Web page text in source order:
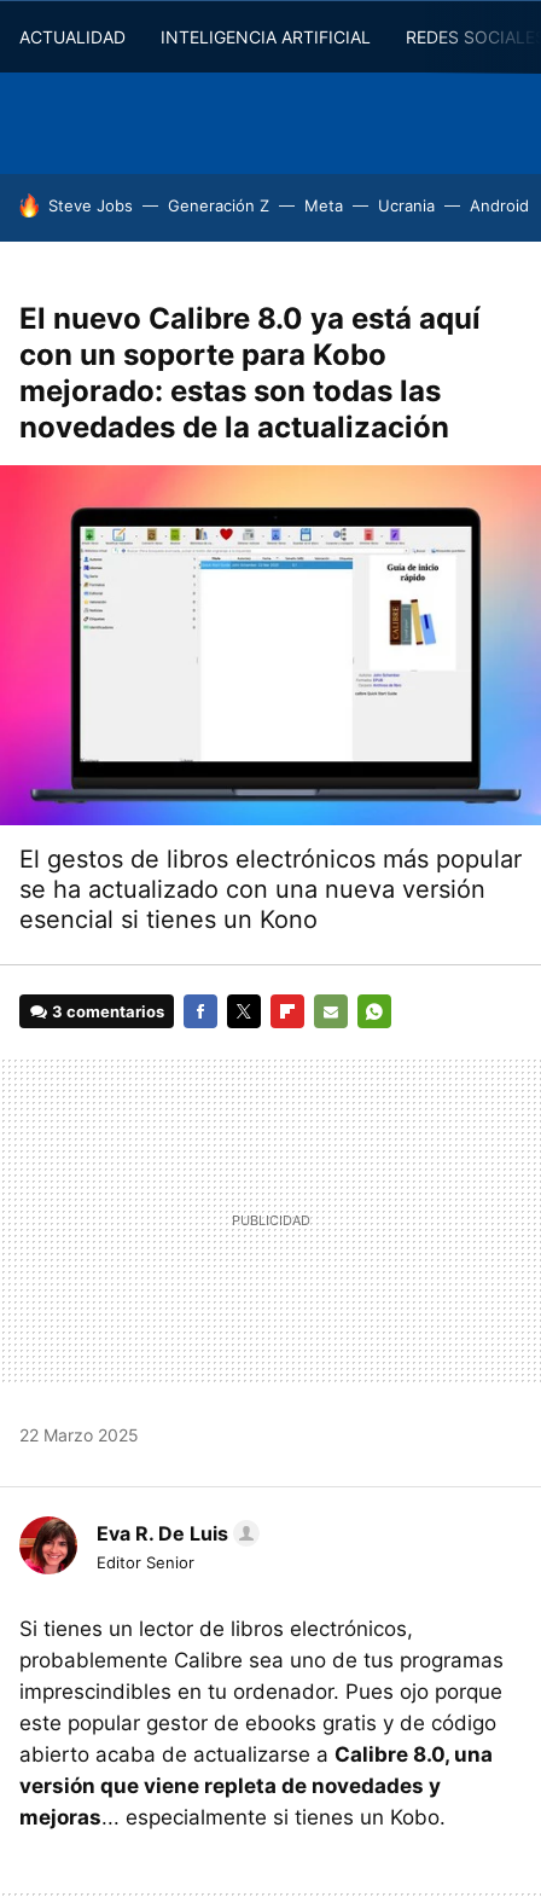
ACTUALIDAD INTELIGENCIA ARTIFICIAL REDES
HOY SE HABLA DE
Steve Jobs Generación Z Meta Ucrania Android
El nuevo Calibre 8.0 ya está aquí
con un soporte para Kobo
mejorado: estas son todas las
novedades de la actualización
El gestos de libros electrónicos más popular
se ha actualizado con una nueva versión
esencial si tienes un Kono
3 comentarios
MAIL
22 Marzo 2025
Eva R. De Luis
Editor Senior
Si tienes un lector de libros electrónicos,
probablemente Calibre sea uno de tus programas
imprescindibles en tu ordenador. Pues ojo porque
este popular gestor de ebooks gratis y de código
abierto acaba de actualizarse a Calibre 8.0, una
versión que viene repleta de novedades y
mejoras... especialmente si tienes un Kobo.